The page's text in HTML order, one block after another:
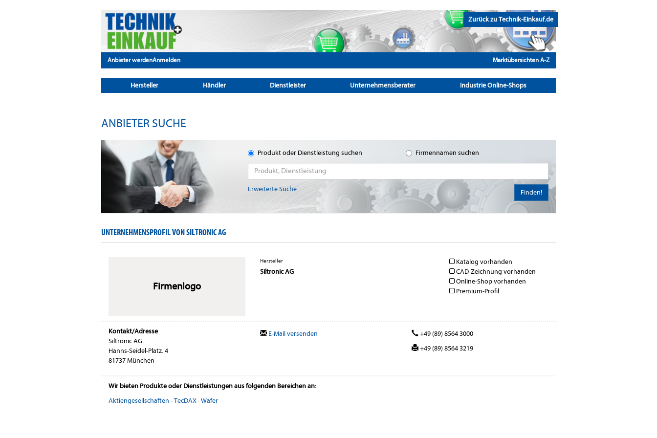
Zurück zu Technik-Einkauf.de
Anbieter werdenAnmelden Marktübersichten A-Z
Hersteller Händler Dienstleister Unternehmensberater Industrie Online-Shops
ANBIETER SUCHE
Produkt oder Dienstleistung suchen Firmennamen suchen
Erweiterte Suche Finden!
UNTERNEHMENSPROFIL VON SILTRONIC AG
Firmenlogo
Hersteller
Siltronic AG
Katalog vorhanden
CAD-Zeichnung vorhanden
Online-Shop vorhanden
Premium-Profil
Kontakt/Adresse
Siltronic AG
Hanns-Seidel-Platz. 4
81737 München
E-Mail versenden
+49 (89) 8564 3000
+49 (89) 8564 3219
Wir bieten Produkte oder Dienstleistungen aus folgenden Bereichen an:
Aktiengesellschaften - TecDAX·Wafer